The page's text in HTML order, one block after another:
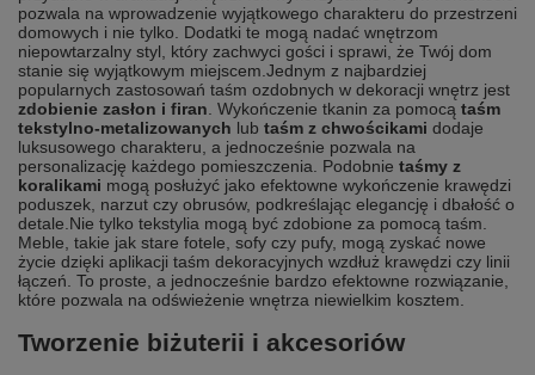
pozwala na wprowadzenie wyjątkowego charakteru do przestrzeni
domowych i nie tylko. Dodatki te mogą nadać wnętrzom
niepowtarzalny styl, który zachwyci gości i sprawi, że Twój dom
stanie się wyjątkowym miejscem. Jednym z najbardziej
popularnych zastosowań taśm ozdobnych w dekoracji wnętrz jest
zdobienie zasłon i firan . Wykończenie tkanin za pomocą taśm
tekstylno-metalizowanych lub taśm z chwościkami dodaje
luksusowego charakteru, a jednocześnie pozwala na
personalizację każdego pomieszczenia. Podobnie taśmy z
koralikami mogą posłużyć jako efektowne wykończenie krawędzi
poduszek, narzut czy obrusów, podkreślając elegancję i dbałość o
detale. Nie tylko tekstylia mogą być zdobione za pomocą taśm.
Meble, takie jak stare fotele, sofy czy pufy, mogą zyskać nowe
życie dzięki aplikacji taśm dekoracyjnych wzdłuż krawędzi czy linii
łączeń. To proste, a jednocześnie bardzo efektowne rozwiązanie,
które pozwala na odświeżenie wnętrza niewielkim kosztem.
Tworzenie biżuterii i akcesoriów